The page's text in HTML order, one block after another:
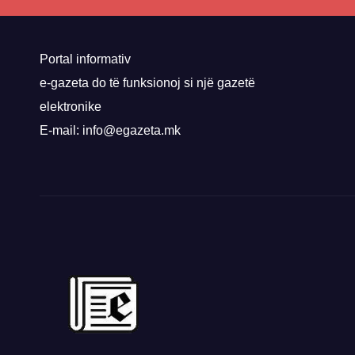
nis
Portal informativ
e-gazeta do të funksionoj si një gazetë
elektronike
E-mail: info@egazeta.mk